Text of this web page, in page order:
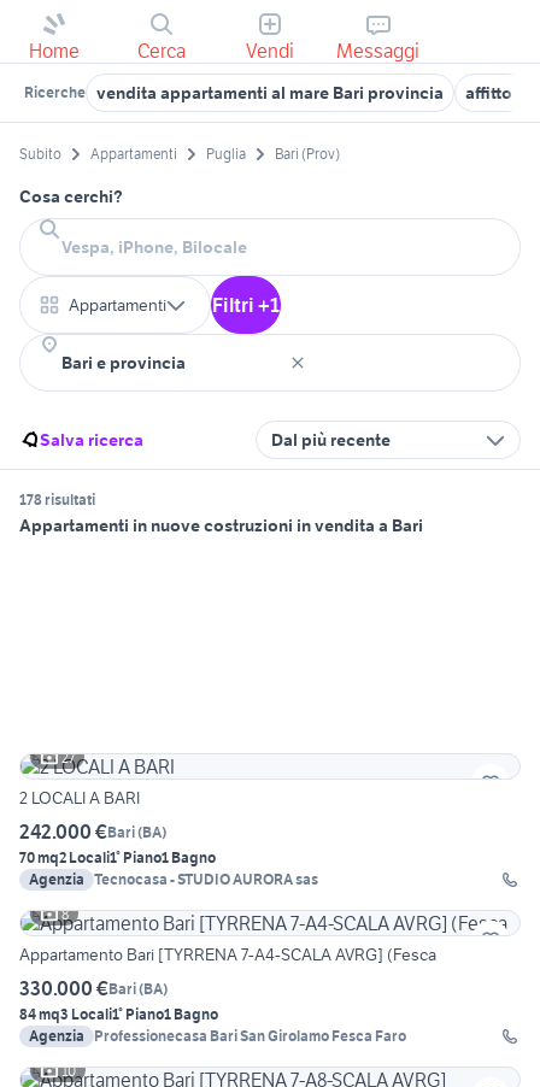
Home Cerca Vendi Messaggi
Ricerche vendita appartamenti al mare Bari provincia affitto
Subito Appartamenti Puglia Bari (Prov)
Cosa cerchi?
Appartamenti Filtri +1
Salva ricerca Dal più recente
178 risultati
Appartamenti in nuove costruzioni in vendita a Bari
27
2 LOCALI A BARI
242.000 €Bari(BA)
70 mq2 Locali1° Piano1 Bagno
Agenzia Tecnocasa - STUDIO AURORA sas
8
Appartamento Bari [TYRRENA 7-A4-SCALA AVRG] (Fesca
330.000 €Bari(BA)
84 mq3 Locali1° Piano1 Bagno
Agenzia
Professionecasa Bari San Girolamo Fesca Faro
10